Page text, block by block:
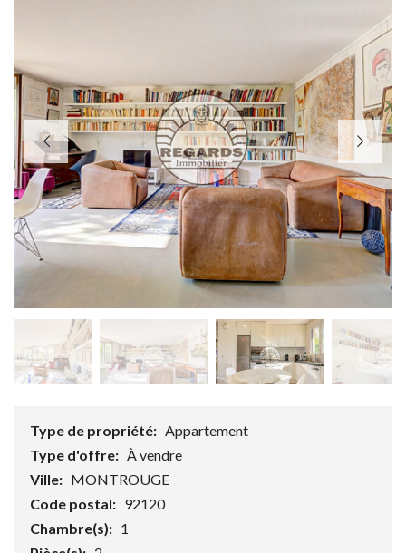
Type de propriété: Appartement
Type d'offre: À vendre
Ville: MONTROUGE
Code postal: 92120
Chambre(s): 1